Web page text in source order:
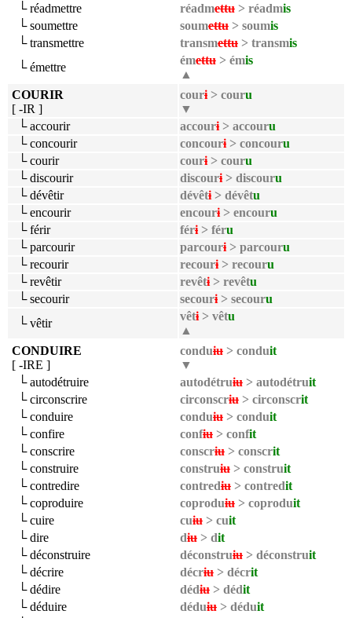
└ réadmettre
réadmettu > réadmis
└ soumettre
soumettu > soumis
└ transmettre
transmettu > transmis
└ émettre
émettu > émis
▲
COURIR
[ -IR ]
couri > couru
▼
└ accourir
accouri > accouru
└ concourir
concouri > concouru
└ courir
couri > couru
└ discourir
discouri > discouru
└ dévêtir
dévêti > dévêtu
└ encourir
encouri > encouru
└ férir
féri > féru
└ parcourir
parcouri > parcouru
└ recourir
recouri > recouru
└ revêtir
revêti > revêtu
└ secourir
secouri > secouru
└ vêtir
vêti > vêtu
▲
CONDUIRE
[ -IRE ]
conduiu > conduit
▼
└ autodétruire
autodétruiu > autodétruit
└ circonscrire
circonscriu > circonscrit
└ conduire
conduiu > conduit
└ confire
confiu > confit
└ conscrire
conscriu > conscrit
└ construire
construiu > construit
└ contredire
contrediu > contredit
└ coproduire
coproduiu > coproduit
└ cuire
cuiu > cuit
└ dire
diu > dit
└ déconstruire
déconstruiu > déconstruit
└ décrire
décriu > décrit
└ dédire
dédiu > dédit
└ déduire
déduiu > déduit